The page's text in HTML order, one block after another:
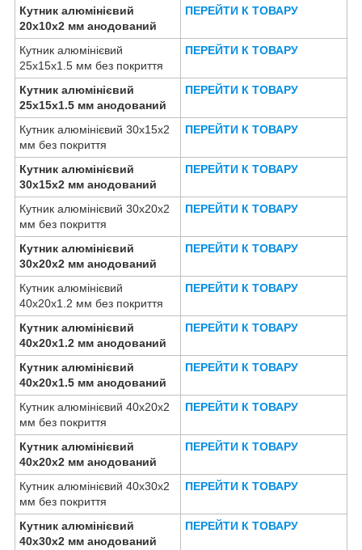
Кутник алюмінієвий
20х10х2 мм анодований
ПЕРЕЙТИ К ТОВАРУ
Кутник алюмінієвий
25х15х1.5 мм без покриття
ПЕРЕЙТИ К ТОВАРУ
Кутник алюмінієвий
25х15х1.5 мм анодований
ПЕРЕЙТИ К ТОВАРУ
Кутник алюмінієвий 30х15х2
мм без покриття
ПЕРЕЙТИ К ТОВАРУ
Кутник алюмінієвий
30х15х2 мм анодований
ПЕРЕЙТИ К ТОВАРУ
Кутник алюмінієвий 30х20х2
мм без покриття
ПЕРЕЙТИ К ТОВАРУ
Кутник алюмінієвий
30х20х2 мм анодований
ПЕРЕЙТИ К ТОВАРУ
Кутник алюмінієвий
40х20х1.2 мм без покриття
ПЕРЕЙТИ К ТОВАРУ
Кутник алюмінієвий
40х20х1.2 мм анодований
ПЕРЕЙТИ К ТОВАРУ
Кутник алюмінієвий
40х20х1.5 мм анодований
ПЕРЕЙТИ К ТОВАРУ
Кутник алюмінієвий 40х20х2
мм без покриття
ПЕРЕЙТИ К ТОВАРУ
Кутник алюмінієвий
40х20х2 мм анодований
ПЕРЕЙТИ К ТОВАРУ
Кутник алюмінієвий 40х30х2
мм без покриття
ПЕРЕЙТИ К ТОВАРУ
Кутник алюмінієвий
40х30х2 мм анодований
ПЕРЕЙТИ К ТОВАРУ